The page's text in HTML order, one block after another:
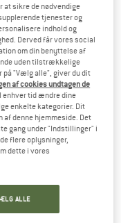
om
at sikre de nødvendige
tjenester og
indhold og
Derved får vores social
om din benyttelse af
uden tilstrækkelige
på "Vælg alle", giver du dit
af cookies undtagen de
enhver tid ændre dine
enkelte kategorier. Dit
denne hjemmeside. Det
gang under "Indstillinger" i
flere oplysninger,
dette i vores
ALLE